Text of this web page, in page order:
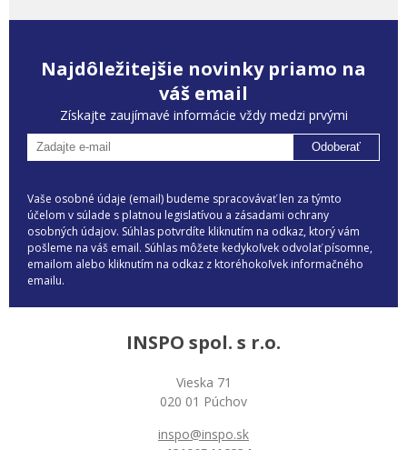
Najdôležitejšie novinky priamo na
váš email
Získajte zaujímavé informácie vždy medzi prvými
Odoberať
Vaše osobné údaje (email) budeme spracovávať len za týmto
účelom v súlade s platnou legislatívou a zásadami ochrany
osobných údajov. Súhlas potvrdíte kliknutím na odkaz, ktorý vám
pošleme na váš email. Súhlas môžete kedykoľvek odvolať písomne,
emailom alebo kliknutím na odkaz z ktoréhokoľvek informačného
emailu.
INSPO spol. s r.o.
Vieska 71
020 01 Púchov
inspo@inspo.sk